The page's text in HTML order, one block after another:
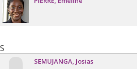
S
SEMUJANGA Josias